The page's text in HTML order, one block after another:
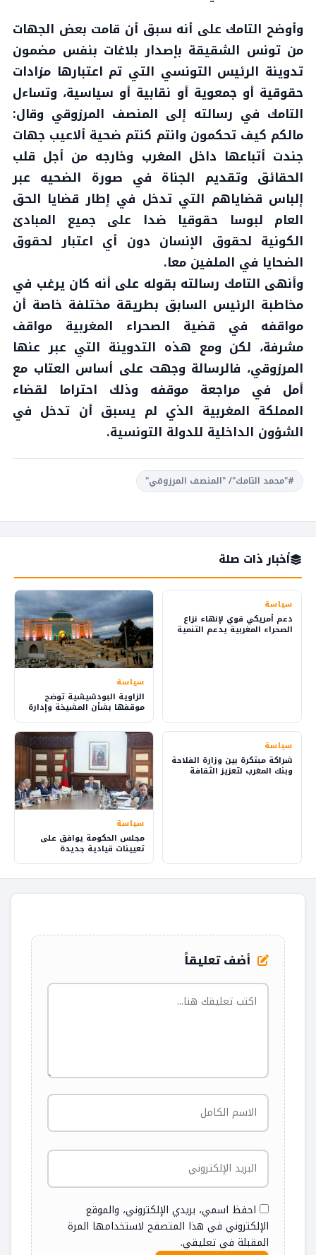
وأوضح التامك على أنه سبق أن قامت بعض الجهات
من تونس الشقيقة بإصدار بلاغات بنفس مضمون
تدوينة الرئيس التونسي التي تم اعتبارها مزادات
حقوقية أو جمعوية أو نقابية أو سياسية، وتساءل
التامك في رسالته إلى المنصف المرزوقي وقال:
مالكم كيف تحكمون وانتم كنتم ضحية ألاعيب جهات
جندت أتباعها داخل المغرب وخارجه من أجل قلب
الحقائق وتقديم الجناة في صورة الضحيه عبر
إلباس قضاياهم التي تدخل في إطار قضايا الحق
العام لبوسا حقوقيا ضدا على جميع المبادئ
الكونية لحقوق الإنسان دون أي اعتبار لحقوق
الضحايا في الملفين معا.
وأنهى التامك رسالته بقوله على أنه كان يرغب في
مخاطبة الرئيس السابق بطريقة مختلفة خاصة أن
مواقفه في قضية الصحراء المغربية مواقف
مشرفة، لكن ومع هذه التدوينة التي عبر عنها
المرزوقي، فالرسالة وجهت على أساس العتاب مع
أمل في مراجعة موقفه وذلك احتراما لقضاء
المملكة المغربية الذي لم يسبق أن تدخل في
الشؤون الداخلية للدولة التونسية.
#"محمد التامك"/ "المنصف المرزوقي"
أخبار ذات صلة
سياسة
دعم أمريكي قوي لإنهاء نزاع
الصحراء المغربية يدعم التنمية
سياسة
الزاوية البودشيشية توضح
موقفها بشأن المشيخة وإدارة
سياسة
شراكة مبتكرة بين وزارة الفلاحة
وبنك المغرب لتعزيز الثقافة
سياسة
مجلس الحكومة يوافق على
تعيينات قيادية جديدة
أضف تعليقاً
احفظ اسمي، بريدي الإلكتروني، والموقع
الإلكتروني في هذا المتصفح لاستخدامها المرة
المقبلة في تعليقي.